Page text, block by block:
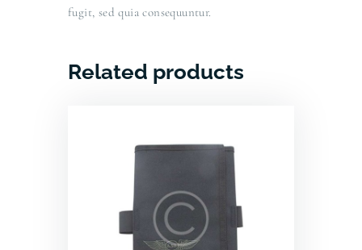
fugit, sed quia consequuntur.
Related products